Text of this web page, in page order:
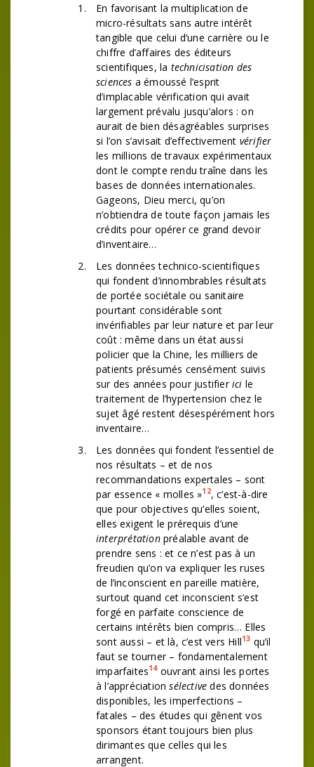
En favorisant la multiplication de
micro-résultats sans autre intérêt
tangible que celui d’une carrière ou le
chiffre d’affaires des éditeurs
scientifiques, la technicisation des
sciences a émoussé l’esprit
d’implacable vérification qui avait
largement prévalu jusqu’alors : on
aurait de bien désagréables surprises
si l’on s’avisait d’effectivement vérifier
les millions de travaux expérimentaux
dont le compte rendu traîne dans les
bases de données internationales.
Gageons, Dieu merci, qu’on
n’obtiendra de toute façon jamais les
crédits pour opérer ce grand devoir
d’inventaire…
Les données technico-scientifiques
qui fondent d’innombrables résultats
de portée sociétale ou sanitaire
pourtant considérable sont
invérifiables par leur nature et par leur
coût : même dans un état aussi
policier que la Chine, les milliers de
patients présumés censément suivis
sur des années pour justifierici le
traitement de l’hypertension chez le
sujet âgé restent désespérément hors
inventaire…
Les données qui fondent l’essentiel de
nos résultats – et de nos
recommandations expertales – sont
par essence « molles »12, c’est-à-dire
que pour objectives qu’elles soient,
elles exigent le prérequis d’une
interprétationpréalable avant de
prendre sens : et ce n’est pas à un
freudien qu’on va expliquer les ruses
de l’inconscient en pareille matière,
surtout quand cet inconscient s’est
forgé en parfaite conscience de
certains intérêts bien compris… Elles
sont aussi – et là, c’est vers Hill13 qu’il
faut se tourner – fondamentalement
imparfaites14ouvrant ainsi les portes
à l’appréciationsélective des données
disponibles, les imperfections –
fatales – des études qui gênent vos
sponsors étant toujours bien plus
dirimantes que celles qui les
arrangent.